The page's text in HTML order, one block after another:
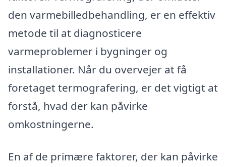
den varmebilledbehandling, er en effektiv
metode til at diagnosticere
varmeproblemer i bygninger og
installationer. Når du overvejer at få
foretaget termografering, er det vigtigt at
forstå, hvad der kan påvirke
omkostningerne.
En af de primære faktorer, der kan påvirke